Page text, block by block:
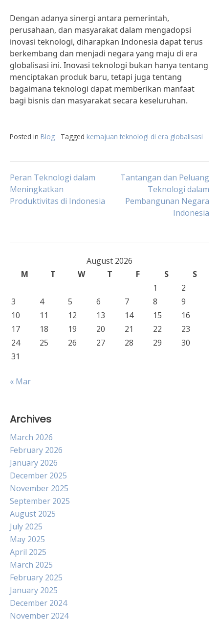
Dengan adanya sinergi antara pemerintah,
perusahaan, dan masyarakat dalam mengadopsi
inovasi teknologi, diharapkan Indonesia dapat terus
berkembang dan menjadi negara yang maju di era
globalisasi ini. Inovasi teknologi bukan hanya tentang
menciptakan produk baru, tetapi juga tentang
bagaimana teknologi dapat memberikan manfaat
bagi bisnis dan masyarakat secara keseluruhan.
Posted in Blog Tagged kemajuan teknologi di era globalisasi
Post
navigation
Peran Teknologi dalam
Meningkatkan
Produktivitas di Indonesia
Tantangan dan Peluang
Teknologi dalam
Pembangunan Negara
Indonesia
August 2026
M
T W T F S
S
1
2
3
4 5 6 7 8
9
10
11 12 13 14 15
16
17
18 19 20 21 22
23
24
25 26 27 28 29
30
31
« Mar
Archives
March 2026
February 2026
January 2026
December 2025
November 2025
September 2025
August 2025
July 2025
May 2025
April 2025
March 2025
February 2025
January 2025
December 2024
November 2024